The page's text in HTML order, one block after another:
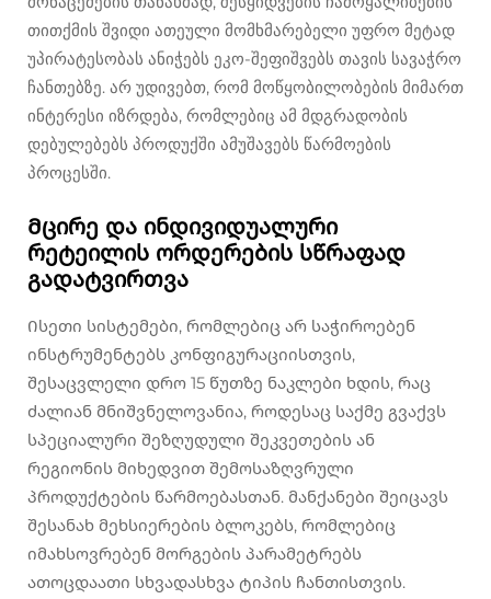
თითქმის შვიდი ათეული მომხმარებელი უფრო მეტად
უპირატესობას ანიჭებს ეკო-შეფიშვებს თავის სავაჭრო
ჩანთებზე. არ უდივებთ, რომ მოწყობილობების მიმართ
ინტერესი იზრდება, რომლებიც ამ მდგრადობის
დებულებებს პროდუქში ამუშავებს წარმოების
პროცესში.
Მცირე და ინდივიდუალური
რეტეილის ორდერების სწრაფად
გადატვირთვა
Ისეთი სისტემები, რომლებიც არ საჭიროებენ
ინსტრუმენტებს კონფიგურაციისთვის,
შესაცვლელი დრო 15 წუთზე ნაკლები ხდის, რაც
ძალიან მნიშვნელოვანია, როდესაც საქმე გვაქვს
სპეციალური შეზღუდული შეკვეთების ან
რეგიონის მიხედვით შემოსაზღვრული
პროდუქტების წარმოებასთან. მანქანები შეიცავს
შესანახ მეხსიერების ბლოკებს, რომლებიც
იმახსოვრებენ მორგების პარამეტრებს
ათოცდაათი სხვადასხვა ტიპის ჩანთისთვის.